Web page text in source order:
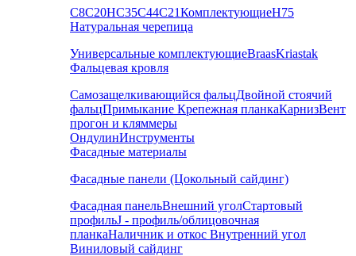
С8С20НС35С44С21КомплектующиеН75
Натуральная черепица
Универсальные комплектующиеBraasKriastak
Фальцевая кровля
Самозащелкивающийся фальцДвойной стоячий
фальцПримыкание Крепежная планкаКарнизВент
прогон и кляммеры
ОндулинИнструменты
Фасадные материалы
Фасадные панели (Цокольный сайдинг)
Фасадная панельВнешний уголСтартовый
профильJ - профиль/облицовочная
планкаНаличник и откос Внутренний угол
Виниловый сайдинг